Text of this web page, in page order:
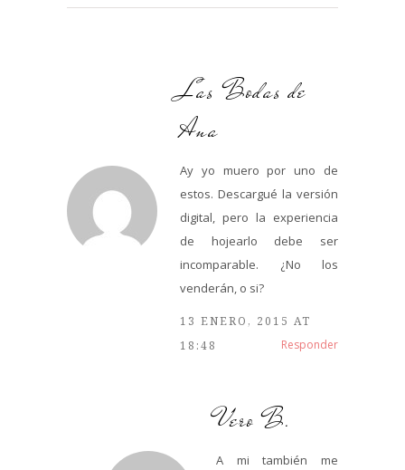
Las Bodas de
Ana
Ay yo muero por uno de
estos. Descargué la versión
digital, pero la experiencia
de hojearlo debe ser
incomparable. ¿No los
venderán, o si?
13 ENERO, 2015 AT
18:48
Responder
Vero B.
A mi también me